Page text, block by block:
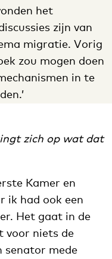
het
zijn van
migratie. Vorig
zou mogen doen
in te
zich op wat dat
Kamer en
ik had ook een
Het gaat in de
voor niets de
senator mede